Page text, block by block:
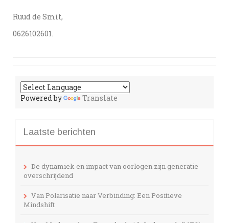
Ruud de Smit,
0626102601.
Powered by Translate
Laatste berichten
De dynamiek en impact van oorlogen zijn generatie
overschrijdend
Van Polarisatie naar Verbinding: Een Positieve
Mindshift